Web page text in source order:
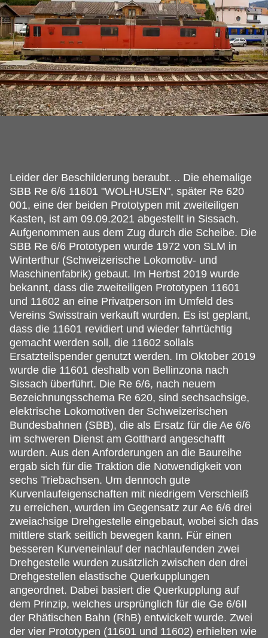
Leider der Beschilderung beraubt. .. Die ehemalige
SBB Re 6/6 11601 "WOLHUSEN", später Re 620
001, eine der beiden Prototypen mit zweiteiligen
Kasten, ist am 09.09.2021 abgestellt in Sissach.
Aufgenommen aus dem Zug durch die Scheibe. Die
SBB Re 6/6 Prototypen wurde 1972 von SLM in
Winterthur (Schweizerische Lokomotiv- und
Maschinenfabrik) gebaut. Im Herbst 2019 wurde
bekannt, dass die zweiteiligen Prototypen 11601
und 11602 an eine Privatperson im Umfeld des
Vereins Swisstrain verkauft wurden. Es ist geplant,
dass die 11601 revidiert und wieder fahrtüchtig
gemacht werden soll, die 11602 sollals
Ersatzteilspender genutzt werden. Im Oktober 2019
wurde die 11601 deshalb von Bellinzona nach
Sissach überführt. Die Re 6/6, nach neuem
Bezeichnungsschema Re 620, sind sechsachsige,
elektrische Lokomotiven der Schweizerischen
Bundesbahnen (SBB), die als Ersatz für die Ae 6/6
im schweren Dienst am Gotthard angeschafft
wurden. Aus den Anforderungen an die Baureihe
ergab sich für die Traktion die Notwendigkeit von
sechs Triebachsen. Um dennoch gute
Kurvenlaufeigenschaften mit niedrigem Verschleiß
zu erreichen, wurden im Gegensatz zur Ae 6/6 drei
zweiachsige Drehgestelle eingebaut, wobei sich das
mittlere stark seitlich bewegen kann. Für einen
besseren Kurveneinlauf der nachlaufenden zwei
Drehgestelle wurden zusätzlich zwischen den drei
Drehgestellen elastische Querkupplungen
angeordnet. Dabei basiert die Querkupplung auf
dem Prinzip, welches ursprünglich für die Ge 6/6II
der Rhätischen Bahn (RhB) entwickelt wurde. Zwei
der vier Prototypen (11601 und 11602) erhielten wie